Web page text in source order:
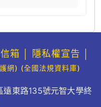
箱 隱私權宣告
網) (全國法規資料庫)
東路135號元智大學終